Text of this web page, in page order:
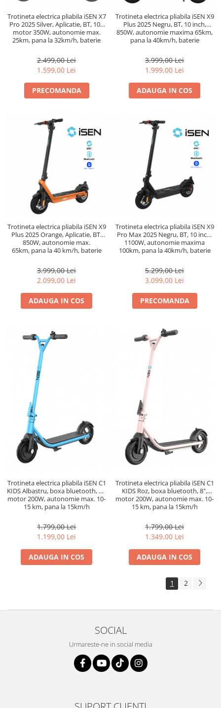
Trotineta electrica pliabila iSEN X7
Pro 2025 Silver, Aplicatie, BT, 10",
motor 350W, autonomie max.
25km, pana la 32km/h, baterie
2.499,00 Lei
1.599,00 Lei
PRECOMANDA
Trotineta electrica pliabila iSEN X9
Plus 2025 Negru, BT, 10 inch,
850W, autonomie maxima 65km,
pana la 40km/h, baterie
3.999,00 Lei
1.999,00 Lei
ADAUGA IN COS
Trotineta electrica pliabila iSEN X9
Plus 2025 Orange, Aplicatie, BT,
850W, autonomie max.
65km, pana la 40 km/h, baterie
3.999,00 Lei
2.099,00 Lei
ADAUGA IN COS
Trotineta electrica pliabila iSEN X9
Pro Max 2025 Negru, BT, 10 inch,
1100W, autonomie maxima
100km, pana la 40km/h, baterie
5.299,00 Lei
3.099,00 Lei
PRECOMANDA
Trotineta electrica pliabila iSEN C1
KIDS Albastru, boxa bluetooth, 8",
motor 200W, autonomie max. 10-
15 km, pana la 15km/h
1.799,00 Lei
1.199,00 Lei
ADAUGA IN COS
Trotineta electrica pliabila iSEN C1
KIDS Roz, boxa bluetooth, 8",
motor 200W, autonomie max. 10-
15 km, pana la 15km/h
1.799,00 Lei
1.349,00 Lei
ADAUGA IN COS
1 2
SOCIAL
Urmareste-ne in social media